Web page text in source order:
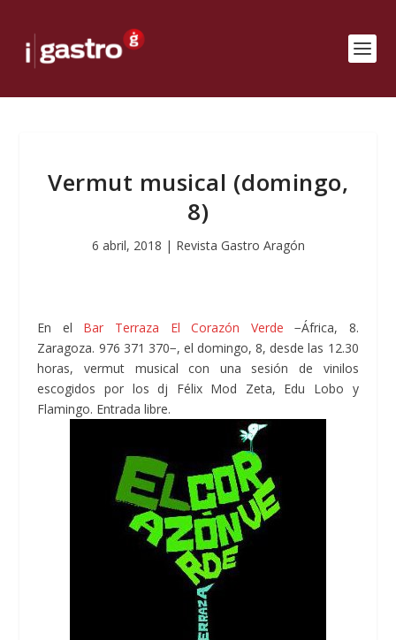
Vermut musical (domingo,
8)
6 abril, 2018 | Revista Gastro Aragón
En el Bar Terraza El Corazón Verde −África, 8.
Zaragoza. 976 371 370−, el domingo, 8, desde las 12.30
horas, vermut musical con una sesión de vinilos
escogidos por los dj Félix Mod Zeta, Edu Lobo y
Flamingo. Entrada libre.